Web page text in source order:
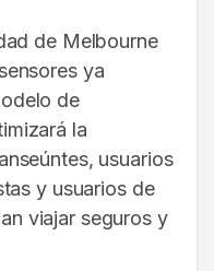
de Melbourne
ya
de
la
usuarios
y usuarios de
viajar seguros y